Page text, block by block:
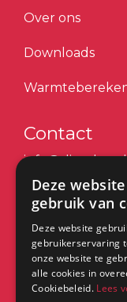
Over ons
Downloads
Contact
info@dimplex.nl
+31 (0) 513 78
Heeft u een
Haarden?Klik
Deze
gebruik van
Deze website
gebruikerservaring
onze website te
alle cookies in
Cookiebeleid. Lees